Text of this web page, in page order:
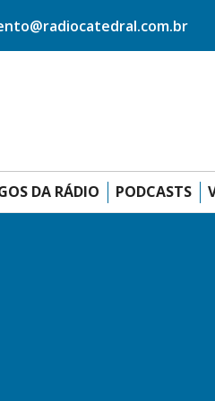
DA RÁDIO PODCASTS
HOME RÁDIO CATEDRAL